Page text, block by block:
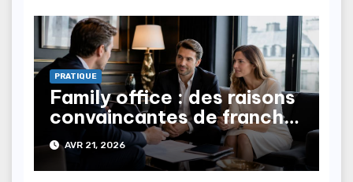
PRATIQUE
Family office : des raisons
convaincantes de franchir
le pas
AVR 21, 2026